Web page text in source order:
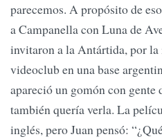
parecemos. A propósito de
a Campanella con Luna de
invitaron a la Antártida, por
videoclub en una base
apareció un gomón con gente
también quería verla. La
inglés, pero Juan pensó: